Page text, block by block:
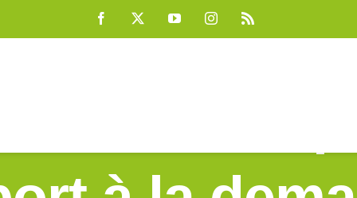
Facebook YouTubeInstagram
: une